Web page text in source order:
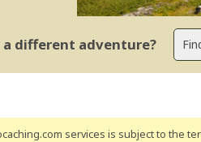
different adventure?
services is subject to the